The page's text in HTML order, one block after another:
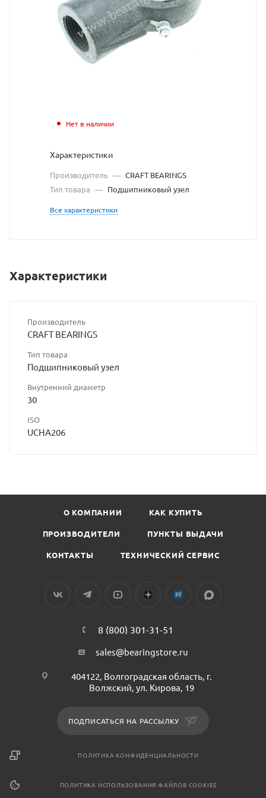
сайта
https://bearingstore.ru
https://
без
владельца
сайта
Нет в наличии
Характеристики
Производитель — CRAFT BEARINGS
Тип товара — Подшипниковый узел
Все характеристики
Характеристики
Производитель
CRAFT BEARINGS
Тип товара
Подшипниковый узел
Внутренний диаметр
30
ISO
UCHA206
О КОМПАНИИ КАК КУПИТЬ
ПРОИЗВОДИТЕЛИ ПУНКТЫ ВЫДАЧИ
КОНТАКТЫ ТЕХНИЧЕСКИЙ СЕРВИС
8 (800) 301-31-51
sales@bearingstore.ru
404122, Волгоградская область, г.
Волжский, ул. Кирова, 19
ПОДПИСАТЬСЯ НА РАССЫЛКУ
ПОЛИТИКА КОНФИДЕНЦИАЛЬНОСТИ
ПОЛИТИКА ИСПОЛЬЗОВАНИЯ ФАЙЛОВ COOKIES